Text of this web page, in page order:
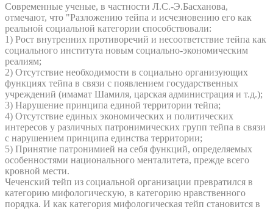
Современные ученые, в частности Л.С.-Э.Басханова,
отмечают, что "Разложению тейпа и исчезновению его как
реальной социальной категории способствовали:
1) Рост внутренних противоречий и несоответствие тейпа как
социального института новым социально-экономическим
реалиям;
2) Отсутствие необходимости в социально организующих
функциях тейпа в связи с появлением государственных
учреждений (имамат Шамиля, царская администрация и т.д.);
3) Нарушение принципа единой территории тейпа;
4) Отсутствие единых экономических и политических
интересов у различных патронимических групп тейпа в связи
с нарушением принципа единства территории;
5) Принятие патронимией на себя функций, определяемых
особенностями национального менталитета, прежде всего
кровной мести.
Чеченский тейп из социальной организации превратился в
категорию мифологическую, в категорию нравственного
порядка. И как категория мифологическая тейп становится в